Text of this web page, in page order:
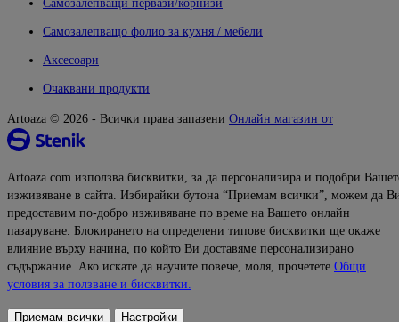
Самозалепващи первази/корнизи
Самозалепващо фолио за кухня / мебели
Аксесоари
Очаквани продукти
Artoaza © 2026 - Всички права запазени Онлайн магазин от
Artoaza.com използва бисквитки, за да персонализира и подобри
изживяване в сайта. Избирайки бутона “Приемам всички”, можем да
предоставим по-добро изживяване по време на Вашето онлайн
пазаруване. Блокирането на определени типове бисквитки ще окаже
влияние върху начина, по който Ви доставяме персонализирано
съдържание. Ако искате да научите повече, моля, прочетете Общи
условия за ползване и бисквитки.
Приемам всички Настройки